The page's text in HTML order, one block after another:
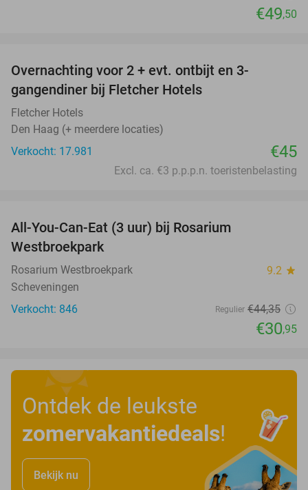
€49,50
Overnachting voor 2 + evt. ontbijt en 3-
gangendiner bij Fletcher Hotels
Fletcher Hotels
Den Haag (+ meerdere locaties)
Verkocht: 17.981
€45
Excl. ca. €3 p.p.p.n. toeristenbelasting
All-You-Can-Eat (3 uur) bij Rosarium
Westbroekpark
Rosarium Westbroekpark 9.2 star
Scheveningen
Verkocht: 846
Regulier €44,35
€30,95
Ontdek de leukste
zomervakantiedeals!
Bekijk nu